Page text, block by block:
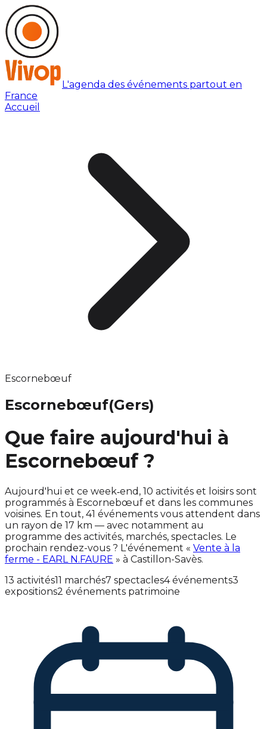
L'agenda des événements partout en
France
Accueil
Escornebœuf
Escornebœuf(Gers)
Que faire aujourd'hui à
Escornebœuf ?
Aujourd'hui et ce week‑end, 10 activités et loisirs sont
programmés à Escornebœuf et dans les communes
voisines. En tout, 41 événements vous attendent dans
un rayon de 17 km — avec notamment au
programme des activités, marchés, spectacles. Le
prochain rendez-vous ? L'événement « Vente à la
ferme - EARL N.FAURE » à Castillon-Savès.
13 activités11 marchés7 spectacles4 événements3
expositions2 événements patrimoine